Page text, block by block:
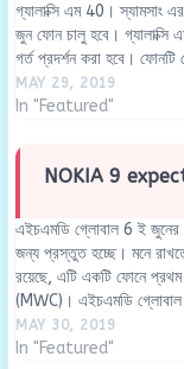
গ্যালাক্সি এম 40। স্যামসাং
জুন ফোন চালু হবে। গ্যালাক্সি
গর্ত প্রদর্শন করা হবে।
MAY 29, 2019
In "Featured"
NOKIA 9
এইচএমডি গ্লোবাল 6 ই জুনের
জন্য প্রস্তুত হচ্ছে। মনে
রয়েছে, এটি একটি ফোনে প্রথম
(MWC)। এইচএমডি
MAY 30, 2019
In "Featured"